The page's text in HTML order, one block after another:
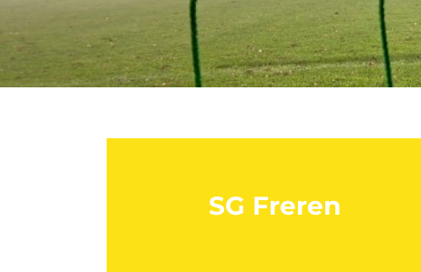
SG Freren